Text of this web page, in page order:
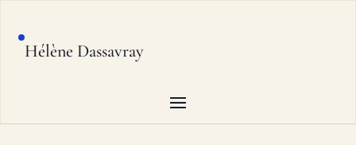
Hélène Dassavray